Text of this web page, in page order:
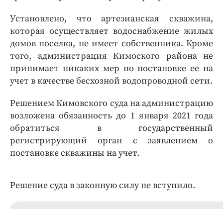
Установлено, что артезианская скважина,
которая осуществляет водоснабжение жилых
домов поселка, не имеет собственника. Кроме
того, администрация Кимоского района не
принимает никаких мер по постановке ее на
учет в качестве бесхозной водопроводной сети.
Решением Кимовского суда на администрацию
возложена обязанность до 1 января 2021 года
обратиться в государственный
регистрирующий орган с заявлением о
постановке скважины на учет.
Решение суда в законную силу не вступило.